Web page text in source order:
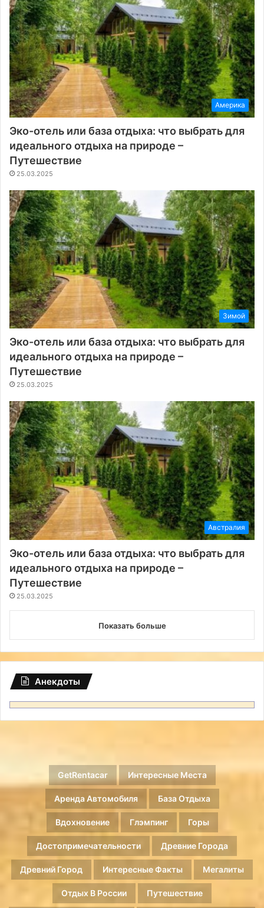
Америка
Эко-отель или база отдыха: что выбрать для
идеального отдыха на природе –
Путешествие
25.03.2025
Зимой
Эко-отель или база отдыха: что выбрать для
идеального отдыха на природе –
Путешествие
25.03.2025
Австралия
Эко-отель или база отдыха: что выбрать для
идеального отдыха на природе –
Путешествие
25.03.2025
Показать больше
Анекдоты
GetRentacar Интересные Места
Аренда Автомобиля База Отдыха
Вдохновение Глэмпинг Горы
Достопримечательности Древние Города
Древний Город Интересные Факты Мегалиты
Отдых В России Путешествие